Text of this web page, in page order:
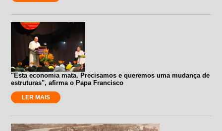
"Esta economia mata. Precisamos e queremos uma mudança de
estruturas", afirma o Papa Francisco
LER MAIS